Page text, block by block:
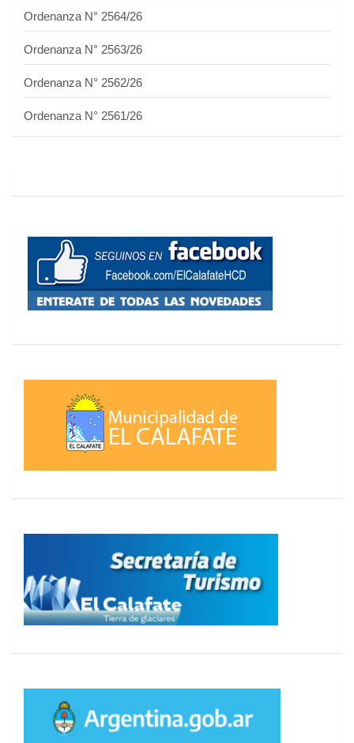
Ordenanza N° 2564/26
Ordenanza N° 2563/26
Ordenanza N° 2562/26
Ordenanza N° 2561/26